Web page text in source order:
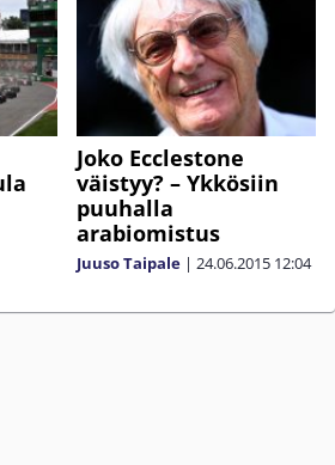
Joko Ecclestone
väistyy? – Ykkösiin
puuhalla
arabiomistus
Juuso Taipale | 24.06.2015 12:04